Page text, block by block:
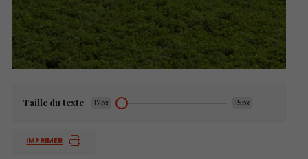
Taille du texte 12px 15px
IMPRIMER